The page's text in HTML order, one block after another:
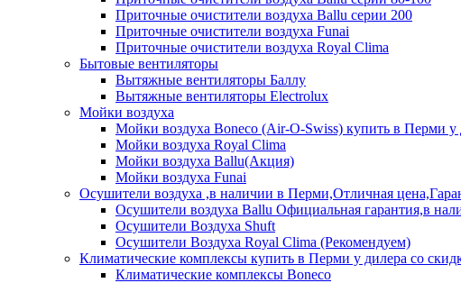
Приточные очистители воздуха Ballu серии 200
Приточные очистители воздуха Funai
Приточные очистители воздуха Royal Clima
Бытовые вентиляторы
Вытяжные вентиляторы Баллу
Вытяжные вентиляторы Electrolux
Мойки воздуха
Мойки воздуха Boneco (Air-O-Swiss) купить в Перми
Мойки воздуха Royal Clima
Мойки воздуха Ballu(Акция)
Мойки воздуха Funai
Осушители воздуха ,в наличии в Перми,Отличная
Осушители воздуха Ballu Официальная гарантия,в
Осушители Воздуха Shuft
Осушители Воздуха Royal Clima (Рекомендуем)
Климатические комплексы купить в Перми у дилера со
Климатические комплексы Boneсo